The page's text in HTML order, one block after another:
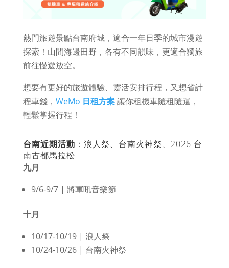
熱門旅遊景點台南府城，適合一年日季的城市漫遊
探索！山間海邊田野，各有不同韻味，更適合獨旅
前往慢遊放空。
想要有更好的旅遊體驗、靈活安排行程，又想省計
程車錢， WeMo 日租方案讓你租機車隨租隨還，
輕鬆掌握行程！
台南近期活動 ：浪人祭、台南火神祭、2026 台
南古都馬拉松
九月
9/6-9/7 | 將軍吼音樂節
十月
10/17-10/19 | 浪人祭
10/24-10/26 | 台南火神祭